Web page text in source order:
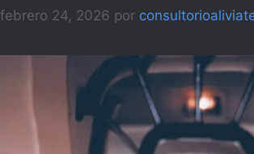
febrero 24, 2026 por